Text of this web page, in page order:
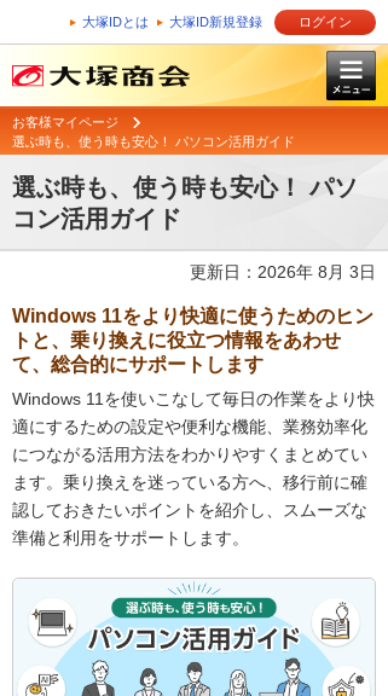
大塚IDとは 大塚ID新規登録 ログイン
お客様マイページ
選ぶ時も、使う時も安心！ パソコン活用ガイド
選ぶ時も、使う時も安心！ パソ
コン活用ガイド
更新日：2026年 8月 3日
Windows 11をより快適に使うためのヒン
トと、乗り換えに役立つ情報をあわせ
て、総合的にサポートします
Windows 11を使いこなして毎日の作業をより快
適にするための設定や便利な機能、業務効率化
につながる活用方法をわかりやすくまとめてい
ます。乗り換えを迷っている方へ、移行前に確
認しておきたいポイントを紹介し、スムーズな
準備と利用をサポートします。